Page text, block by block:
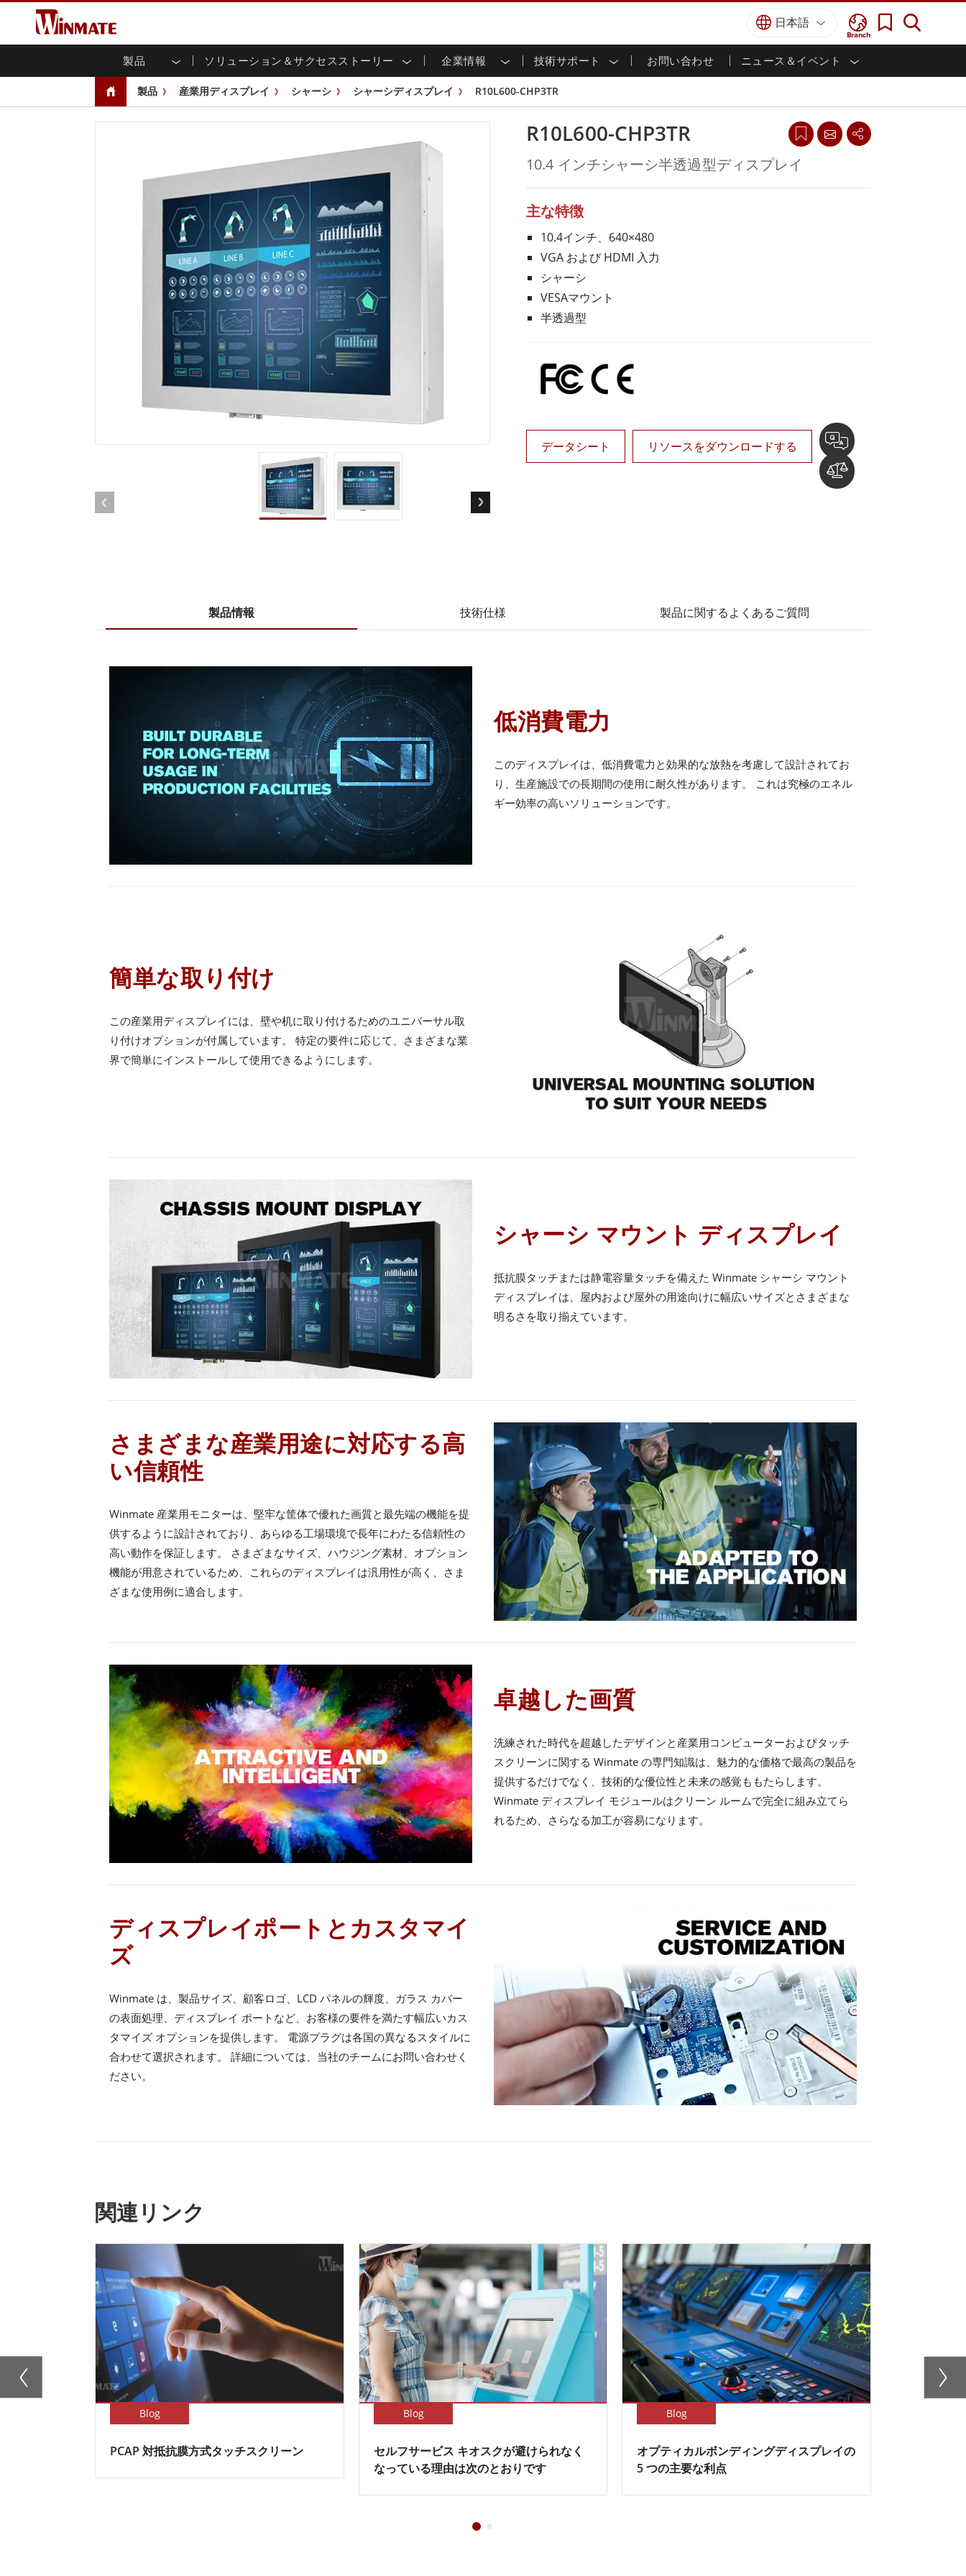
Branch
日本語
製品 ソリューション＆サクセスストーリー 企業情報 技術サポート お問い合わせ ニュース＆イベント
企業モビリティコンピュータ
頑丈なノートパソコン
堅牢タブレットコントローラー
Android堅牢タブレット
エッジAIモビリティ
産業用ディスプレイ
マルチタッチ (P-
シャーシ
フロントIP65
PoEタッチ
USB Type-C
ステンレスシリー
ズ
屋外ディスプレイ
G-WINシリーズ /
リアマウント
ATEXグレード
ラックマウント
産業用パネルPCおよびHMI
HMI (P-CAPタッチ)
産業用パネルPC (P-CAPタッチ)
産業用パネルPC (抵抗膜方式)
ステンレスシリーズ
G-WINシリーズ / IP67設計
ATEXグレード
バータイプパネルPC
防衛頑丈なノートパソコン
防衛超堅牢タブレット
防衛パネルPC
防衛ディスプレイ / NVIS ディスプレイ
防衛サーバー
車載コンピュータ
Windows 車載コンピュータ
Android 車載コンピュータ
車載用タブレット
組み込みコンピューティング
ボックスPC / 防水頑丈なPC IP65
IoTゲートウェイ
ラジオゲートウェイ
ヘルスケアグレード
ヘルスケア堅牢タブレット
ヘルスケアパネルPC
ヘルスケアディスプレイ
More
頑丈なロボットコントローラ
エッジAIモビリティ
石油・ガス、ATEXグレード
ATEXグレード堅牢タブレット
ATEX認定 堅牢型ハンドヘルドコンピュ
ATEX グレード パネル PC
More
AI コンピュータ
エッジ AI モビリティ
エッジ AIパネルPC
堅牢なロボットコントローラ AI対応 エネルギー、化学、ATEX
農業
交通 食品 & 衛生産業
海洋
倉庫 & 物流
防衛
インフラ
インテリジェントロボットシス
テム
再生可能エネルギー
ヘビーデューティー
金属＆鉱業 スマート充電ステーション
会社概要 投資家情報 サステナビリティ
保証 ダウンロードセンター カスタマーサービスセンター
マーケティングポータル
ファイル共有
新製品情報 ニュースレター 製品仕様変更のお知らせ
展示会・イベント
Youtubeチャンネル バーチャル展示会
認証／コンプライアンス
製品 産業用ディスプレイ シャーシ シャーシディスプレイ R10L600-CHP3TR
R10L600-CHP3TR
10.4 インチシャーシ半透過型ディスプレイ
主な特徴
10.4インチ、640×480
VGA および HDMI 入力
シャーシ
VESAマウント
半透過型
データシート リソースをダウンロードする
製品情報 技術仕様 製品に関するよくあるご質問
低消費電力
このディスプレイは、低消費電力と効果的な放熱を考慮して設計されてお
り、生産施設での長期間の使用に耐久性があります。 これは究極のエネル
ギー効率の高いソリューションです。
簡単な取り付け
この産業用ディスプレイには、壁や机に取り付けるためのユニバーサル取
り付けオプションが付属しています。 特定の要件に応じて、さまざまな業
界で簡単にインストールして使用できるようにします。
シャーシ マウント ディスプレイ
抵抗膜タッチまたは静電容量タッチを備えた Winmate シャーシ マウント
ディスプレイは、屋内および屋外の用途向けに幅広いサイズとさまざまな
明るさを取り揃えています。
さまざまな産業用途に対応する高
い信頼性
Winmate 産業用モニターは、堅牢な筐体で優れた画質と最先端の機能を提
供するように設計されており、あらゆる工場環境で長年にわたる信頼性の
高い動作を保証します。 さまざまなサイズ、ハウジング素材、オプション
機能が用意されているため、これらのディスプレイは汎用性が高く、さま
ざまな使用例に適合します。
卓越した画質
洗練された時代を超越したデザインと産業用コンピューターおよびタッチ
スクリーンに関する Winmate の専門知識は、魅力的な価格で最高の製品を
提供するだけでなく、技術的な優位性と未来の感覚ももたらします。
Winmate ディスプレイ モジュールはクリーン ルームで完全に組み立てら
れるため、さらなる加工が容易になります。
ディスプレイポートとカスタマイ
ズ
Winmate は、製品サイズ、顧客ロゴ、LCD パネルの輝度、ガラス カバー
の表面処理、ディスプレイ ポートなど、お客様の要件を満たす幅広いカス
タマイズ オプションを提供します。 電源プラグは各国の異なるスタイルに
合わせて選択されます。 詳細については、当社のチームにお問い合わせく
ださい。
関連リンク
Blog
PCAP 対抵抗膜方式タッチスクリーン
Blog
セルフサービス キオスクが避けられなく
なっている理由は次のとおりです
Blog
オプティカルボンディングディスプレイの
5 つの主要な利点